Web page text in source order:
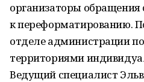
организаторы
к переформатированию.
отделе администрации по
территориями
Ведущий специалист